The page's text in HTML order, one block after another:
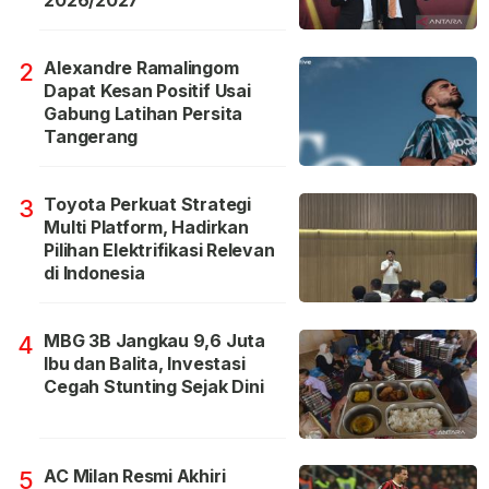
2 Alexandre Ramalingom
Dapat Kesan Positif Usai
Gabung Latihan Persita
Tangerang
3 Toyota Perkuat Strategi
Multi Platform, Hadirkan
Pilihan Elektrifikasi Relevan
di Indonesia
4 MBG 3B Jangkau 9,6 Juta
Ibu dan Balita, Investasi
Cegah Stunting Sejak Dini
5 AC Milan Resmi Akhiri